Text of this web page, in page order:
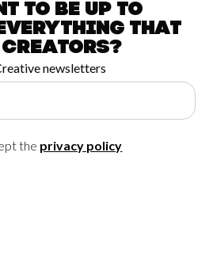
to be up to
that
Creators?
newsletters
the privacy policy